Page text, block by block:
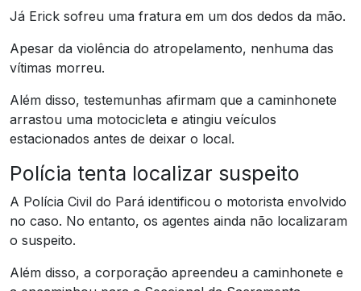
Já Erick sofreu uma fratura em um dos dedos da mão.
Apesar da violência do atropelamento, nenhuma das
vítimas morreu.
Além disso, testemunhas afirmam que a caminhonete
arrastou uma motocicleta e atingiu veículos
estacionados antes de deixar o local.
Polícia tenta localizar suspeito
A Polícia Civil do Pará identificou o motorista envolvido
no caso. No entanto, os agentes ainda não localizaram
o suspeito.
Além disso, a corporação apreendeu a caminhonete e